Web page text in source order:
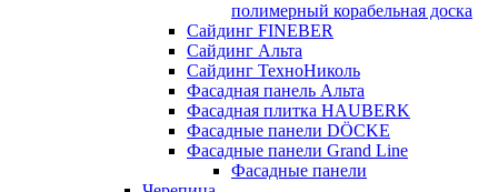
полимерный корабельная доска
Сайдинг FINEBER
Сайдинг Альта
Сайдинг ТехноНиколь
Фасадная панель Альта
Фасадная плитка HAUBERK
Фасадные панели DÖCKE
Фасадные панели Grand Line
Фасадные панели